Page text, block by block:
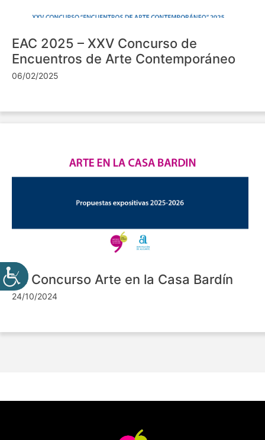
EAC 2025 – XXV Concurso de
Encuentros de Arte Contemporáneo
06/02/2025
VII Concurso Arte en la Casa Bardín
24/10/2024